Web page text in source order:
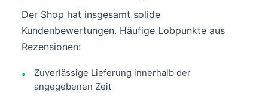
Der Shop hat insgesamt solide
Kundenbewertungen. Häufige Lobpunkte aus
Rezensionen:
Zuverlässige Lieferung innerhalb der
angegebenen Zeit